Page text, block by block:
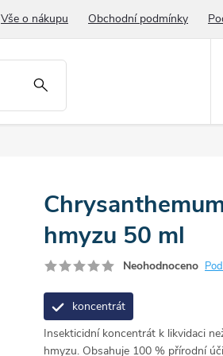
Vše o nákupu Obchodní podmínky
hmyzu 50 ml
Neohodnoceno
koncentrát
Insekticidní koncentrát k likvidaci
hmyzu. Obsahuje 100 % přírodní